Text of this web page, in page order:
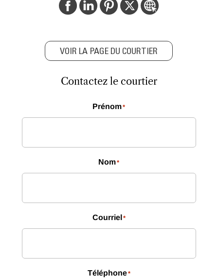
VOIR LA PAGE DU COURTIER
Contactez le courtier
Prénom*
Nom*
Courriel*
Téléphone*